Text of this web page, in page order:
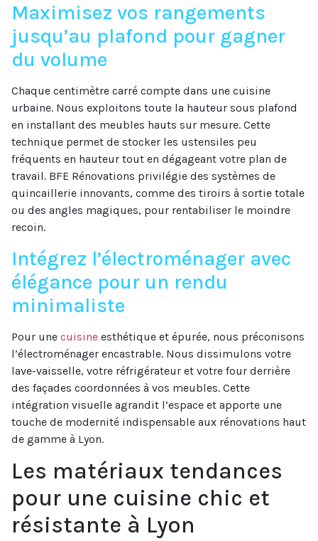
Maximisez vos rangements
jusqu’au plafond pour gagner
du volume
Chaque centimètre carré compte dans une cuisine
urbaine. Nous exploitons toute la hauteur sous plafond
en installant des meubles hauts sur mesure. Cette
technique permet de stocker les ustensiles peu
fréquents en hauteur tout en dégageant votre plan de
travail. BFE Rénovations privilégie des systèmes de
quincaillerie innovants, comme des tiroirs à sortie totale
ou des angles magiques, pour rentabiliser le moindre
recoin.
Intégrez l’électroménager avec
élégance pour un rendu
minimaliste
Pour une cuisine esthétique et épurée, nous préconisons
l’électroménager encastrable. Nous dissimulons votre
lave-vaisselle, votre réfrigérateur et votre four derrière
des façades coordonnées à vos meubles. Cette
intégration visuelle agrandit l’espace et apporte une
touche de modernité indispensable aux rénovations haut
de gamme à Lyon.
Les matériaux tendances
pour une cuisine chic et
résistante à Lyon